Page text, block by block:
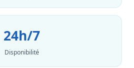
24h/7
Disponibilité